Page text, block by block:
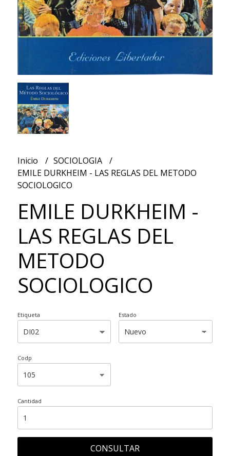
Inicio
SOCIOLOGIA
EMILE DURKHEIM - LAS REGLAS DEL METODO
SOCIOLOGICO
EMILE DURKHEIM -
LAS REGLAS DEL
METODO
SOCIOLOGICO
Etiqueta Estado
Codp
Cantidad
CONSULTAR